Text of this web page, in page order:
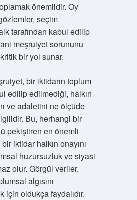
önemlidir. Oy
seçim
tarafından kabul edilip
meşruiyet sorununu
bir yol sunar.
bir iktidarın toplum
edilip edilmediği, halkın
ve adaletini ne ölçüde
Bu, herhangi bir
pekiştiren en önemli
iktidar halkın onayını
huzursuzluk ve siyasi
olur. Görgül veriler,
algısını
için oldukça faydalıdır.